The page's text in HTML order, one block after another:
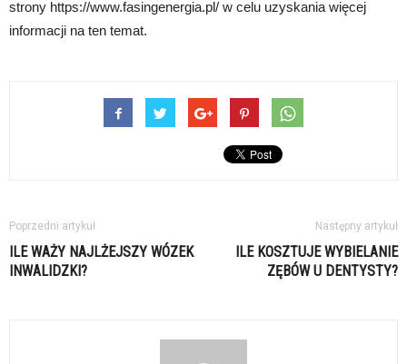
strony https://www.fasingenergia.pl/ w celu uzyskania więcej
informacji na ten temat.
Poprzedni artykuł
ILE WAŻY NAJLŻEJSZY WÓZEK
INWALIDZKI?
Następny artykuł
ILE KOSZTUJE WYBIELANIE
ZĘBÓW U DENTYSTY?